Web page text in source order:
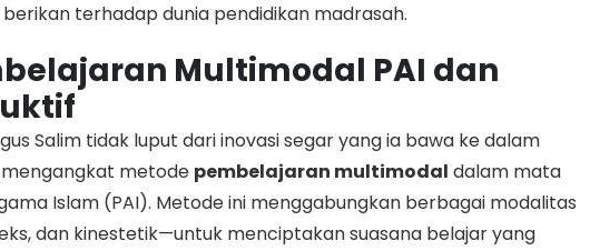
terhadap dunia pendidikan madrasah.
Multimodal PAI dan
Salim tidak luput dari inovasi segar yang ia bawa ke dalam
mengangkat metode pembelajaran multimodal dalam mata
Islam (PAI). Metode ini menggabungkan berbagai modalitas
dan kinestetik—untuk menciptakan suasana belajar yang